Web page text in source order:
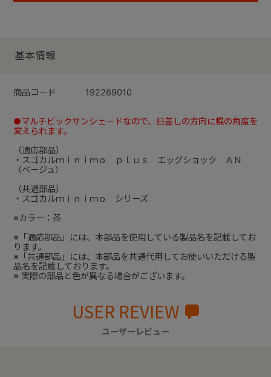
基本情報
商品コード 192269010
●マルチビックサンシェードなので、日差しの方向に幌の角度を
変えられます。
（適応部品）
・スゴカルｍｉｎｉｍｏ ｐｌｕｓ エッグショック ＡＮ
（ベージュ）
（共通部品）
・スゴカルｍｉｎｉｍｏ シリーズ
※カラー：茶
※「適応部品」には、本部品を使用している製品名を記載してお
ります。
※「共通部品」には、本部品を共通代用してお使いいただける製
品名を記載しております。
※ 実際の部品と色が異なる場合がございます。
USER REVIEW
ユーザーレビュー